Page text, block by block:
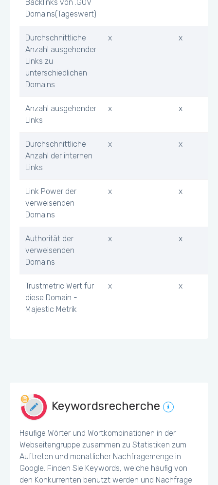
Backlinks von .GOV
Domains(Tageswert)
Durchschnittliche
Anzahl ausgehender
Links zu
unterschiedlichen
Domains
x x
Anzahl ausgehender
Links
x x
Durchschnittliche
Anzahl der internen
Links
x x
Link Power der
verweisenden
Domains
x x
Authorität der
verweisenden
Domains
x x
Trustmetric Wert für
diese Domain -
Majestic Metrik
x x
Keywordsrecherche
Häufige Wörter und Wortkombinationen in der
Webseitengruppe zusammen zu Statistiken zum
Auftreten und monatlicher Nachfragemenge in
Google. Finden Sie Keywords, welche häufig von
den Konkurrenten benutzt werden und Nachfrage